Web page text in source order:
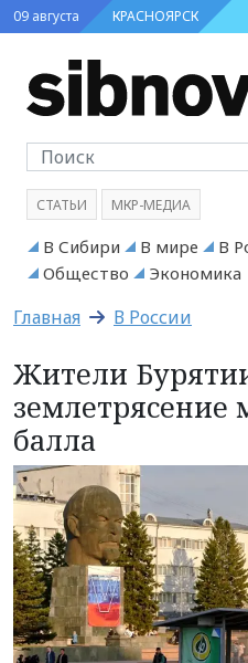
09 августа КРАСНОЯРСК
СТАТЬИ МКР-МЕДИА
В Сибири В мире В
Общество
Экономика
Главная В России
Жители
землетрясение
балла